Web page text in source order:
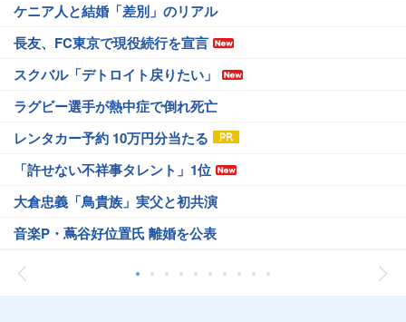
ケニア人と結婚「差別」のリアル
長友、FC東京で現役続行を宣言
スクバル「デトロイト戻りたい」
ラグビー選手が熱中症で倒れ死亡
レンタカー予約 10万円分当たる
「許せない不祥事タレント」1位
大倉忠義「鳥貴族」実父と初共演
音楽P・蔦谷好位置氏 離婚を公表